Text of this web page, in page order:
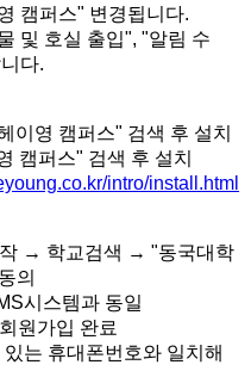
캠퍼스" 변경됩니다.
및 호실 출입", "알림 수
다.
이영 캠퍼스" 검색 후 설치
캠퍼스" 검색 후 설치
intro/install.html
작 → 학교검색 → "동국대학
의
시스템과 동일
원가입 완료
는 휴대폰번호와 일치해